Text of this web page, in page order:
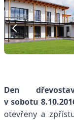
Den
v sobotu
otevřeny a